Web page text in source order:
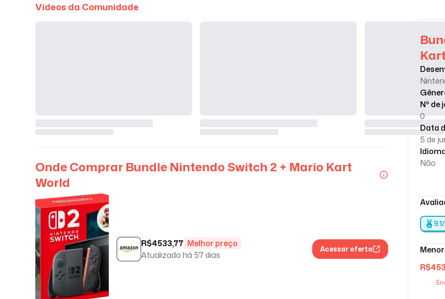
Vídeos da Comunidade
Onde Comprar Bundle Nintendo Switch 2 + Mario Kart
World
R$4533,77 Melhor preço
Atualizado há 57 dias
Acessar oferta
Nº de
0
Data
5 de
Não
R$